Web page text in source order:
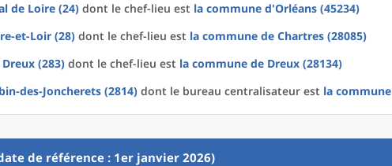
de Loire (24) dont le chef-lieu est la commune d'Orléans (45234)
et-Loir (28) dont le chef-lieu est la commune de Chartres (28085)
Dreux (283) dont le chef-lieu est la commune de Dreux (28134)
des-Joncherets (2814) dont le bureau centralisateur est la commune
de référence : 1er janvier 2026)